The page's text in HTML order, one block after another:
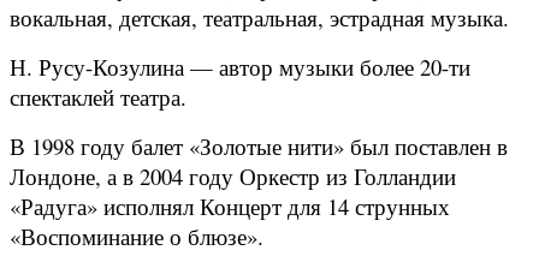
вокальная, детская, театральная, эстрадная музыка.
Н. Русу-Козулина — автор музыки более 20-ти
спектаклей театра.
В 1998 году балет «Золотые нити» был поставлен в
Лондоне, а в 2004 году Оркестр из Голландии
«Радуга» исполнял Концерт для 14 струнных
«Воспоминание о блюзе».